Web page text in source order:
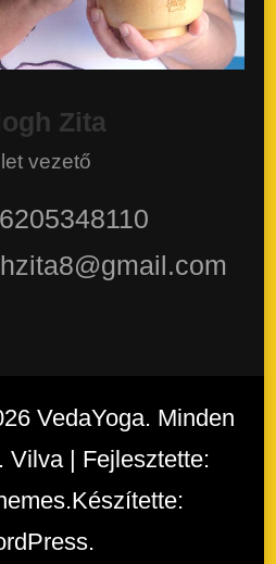
Zita
vezető
VedaYoga. Minden
Vilva | Fejlesztette:
.Készítette:
.